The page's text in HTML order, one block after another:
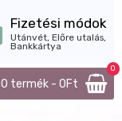
Fizetési módok
Utánvét, Előre utalás,
Bankkártya
0 termék - 0Ft
0